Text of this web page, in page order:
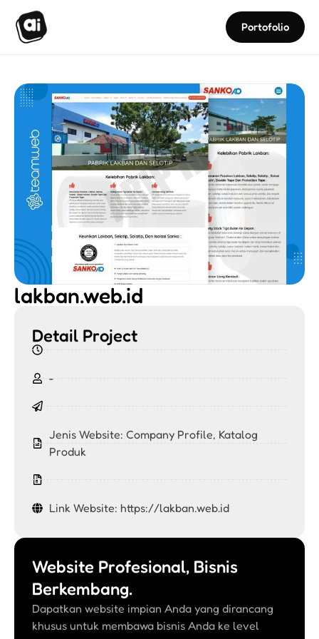
Portofolio
lakban.web.id
Detail Project
-
Jenis Website: Company Profile, Katalog
Produk
Link Website: https://lakban.web.id
Website Profesional, Bisnis
Berkembang.
Dapatkan website impian Anda yang dirancang
khusus untuk membawa bisnis Anda ke level